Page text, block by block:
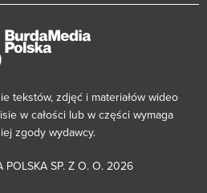
tekstów, zdjęć i materiałów wideo
w całości lub w części wymaga
zgody wydawcy.
POLSKA SP. Z O. O. 2026